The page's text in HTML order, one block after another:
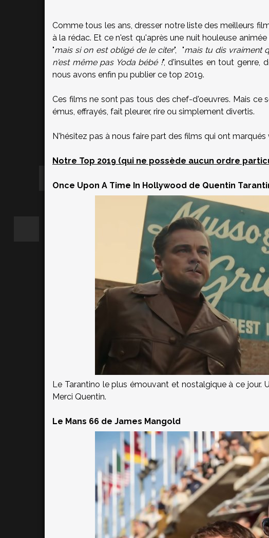
Comme tous les ans, dresser notre liste des meilleurs
à la rédac. Et ce n'est qu'après une nuit houleuse
"mais si on est obligé de le citer", "mais tu dis vraiment
n'est même pas Yoda bébé !", d'insultes en tout genre,
nous avons enfin pu publier ce top 2019.
Ces films ne sont pas tous des chef-d'oeuvres. Mais ce
émus, effrayés, fait pleurer, rire ou simplement divertis.
N'hésitez pas à nous faire part des films qui ont marqués
Notre Top 2019 (qui ne possède aucun ordre
Once Upon A Time In Hollywood de Quentin
Le Tarantino le plus émouvant et nostalgique à ce
Merci Quentin.
Le Mans 66 de James Mangold